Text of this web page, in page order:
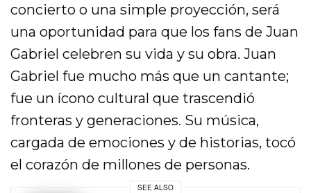
concierto o una simple proyección, será
una oportunidad para que los fans de Juan
Gabriel celebren su vida y su obra. Juan
Gabriel fue mucho más que un cantante;
fue un ícono cultural que trascendió
fronteras y generaciones. Su música,
cargada de emociones y de historias, tocó
el corazón de millones de personas.
SEE ALSO